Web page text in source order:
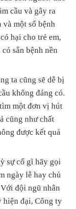
cầu và gây ra
và một số bệnh
hại cho trẻ em,
sẵn bệnh nền
ta cũng sẽ dễ bị
không đáng có.
một đơn vị hút
cũng như chất
được kết quả
sự cố gì hãy gọi
ngày lễ hay chủ
đội ngũ nhân
hiện đại, Công ty